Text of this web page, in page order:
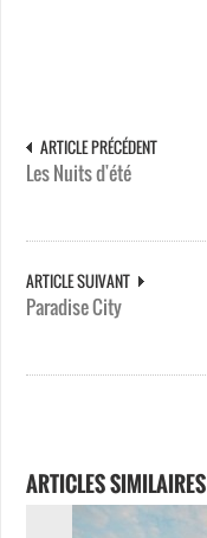
ARTICLE PRÉCÉDENT
Les Nuits d'été
ARTICLE SUIVANT
Paradise City
ARTICLES SIMILAIRES